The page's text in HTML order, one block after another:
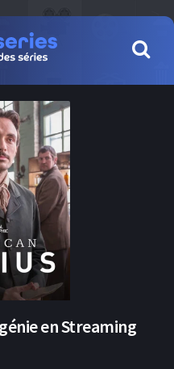
en Streaming